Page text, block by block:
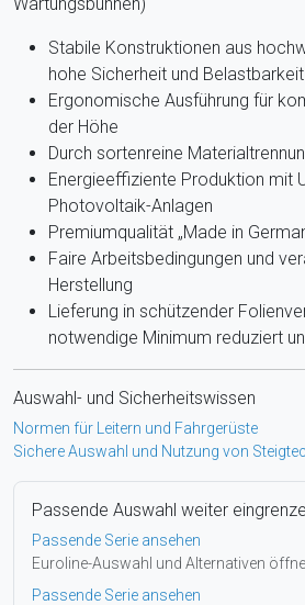
Stabile Konstruktionen aus
hohe Sicherheit und Belastbarkeit
Ergonomische Ausführung für
der Höhe
Durch sortenreine
Energieeffiziente Produktion mit
Photovoltaik-Anlagen
Premiumqualität „Made in
Faire Arbeitsbedingungen und
Herstellung
Lieferung in schützender
notwendige Minimum reduziert
Auswahl- und Sicherheitswissen
Normen für Leitern und Fahrgerüste
Sichere Auswahl und Nutzung von
Passende Auswahl weiter
Passende Serie ansehen
Euroline-Auswahl und Alternativen
Passende Serie ansehen